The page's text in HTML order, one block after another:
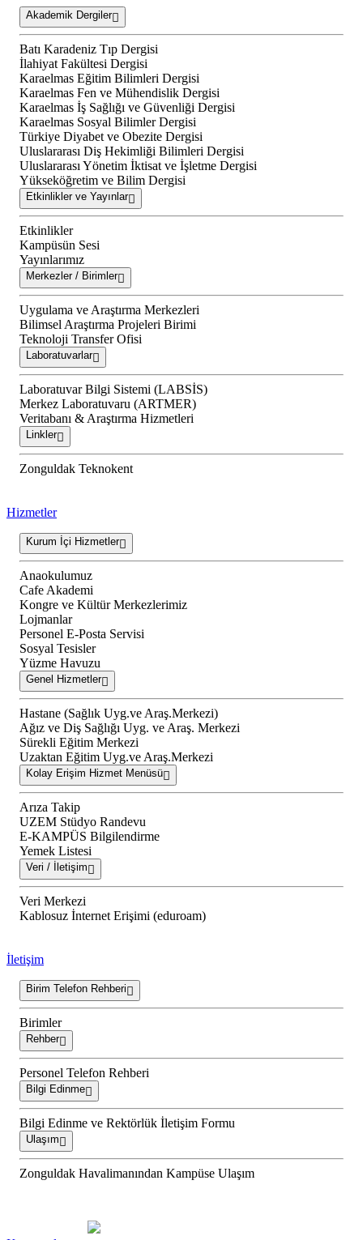
Akademik Dergiler
Batı Karadeniz Tıp Dergisi
İlahiyat Fakültesi Dergisi
Karaelmas Eğitim Bilimleri Dergisi
Karaelmas Fen ve Mühendislik Dergisi
Karaelmas İş Sağlığı ve Güvenliği Dergisi
Karaelmas Sosyal Bilimler Dergisi
Türkiye Diyabet ve Obezite Dergisi
Uluslararası Diş Hekimliği Bilimleri Dergisi
Uluslararası Yönetim İktisat ve İşletme Dergisi
Yükseköğretim ve Bilim Dergisi
Etkinlikler ve Yayınlar
Etkinlikler
Kampüsün Sesi
Yayınlarımız
Merkezler / Birimler
Uygulama ve Araştırma Merkezleri
Bilimsel Araştırma Projeleri Birimi
Teknoloji Transfer Ofisi
Laboratuvarlar
Laboratuvar Bilgi Sistemi (LABSİS)
Merkez Laboratuvaru (ARTMER)
Veritabanı & Araştırma Hizmetleri
Linkler
Zonguldak Teknokent
Hizmetler
Kurum İçi Hizmetler
Anaokulumuz
Cafe Akademi
Kongre ve Kültür Merkezlerimiz
Lojmanlar
Personel E-Posta Servisi
Sosyal Tesisler
Yüzme Havuzu
Genel Hizmetler
Hastane (Sağlık Uyg.ve Araş.Merkezi)
Ağız ve Diş Sağlığı Uyg. ve Araş. Merkezi
Sürekli Eğitim Merkezi
Uzaktan Eğitim Uyg.ve Araş.Merkezi
Kolay Erişim Hizmet Menüsü
Arıza Takip
UZEM Stüdyo Randevu
E-KAMPÜS Bilgilendirme
Yemek Listesi
Veri / İletişim
Veri Merkezi
Kablosuz İnternet Erişimi (eduroam)
İletişim
Birim Telefon Rehberi
Birimler
Rehber
Personel Telefon Rehberi
Bilgi Edinme
Bilgi Edinme ve Rektörlük İletişim Formu
Ulaşım
Zonguldak Havalimanından Kampüse Ulaşım